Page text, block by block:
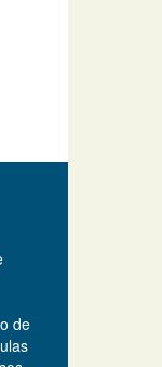
de